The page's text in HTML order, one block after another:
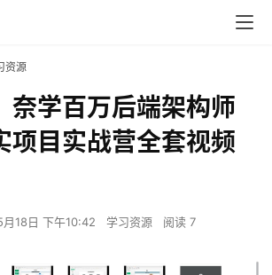
资源
奈学百万后端架构师
项目实战营全套视频
18日 下午10:42 学习资源 阅读 7